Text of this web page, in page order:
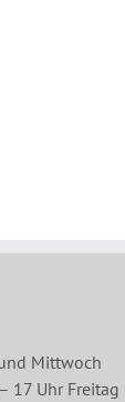
Mittwoch
17 Uhr Freitag